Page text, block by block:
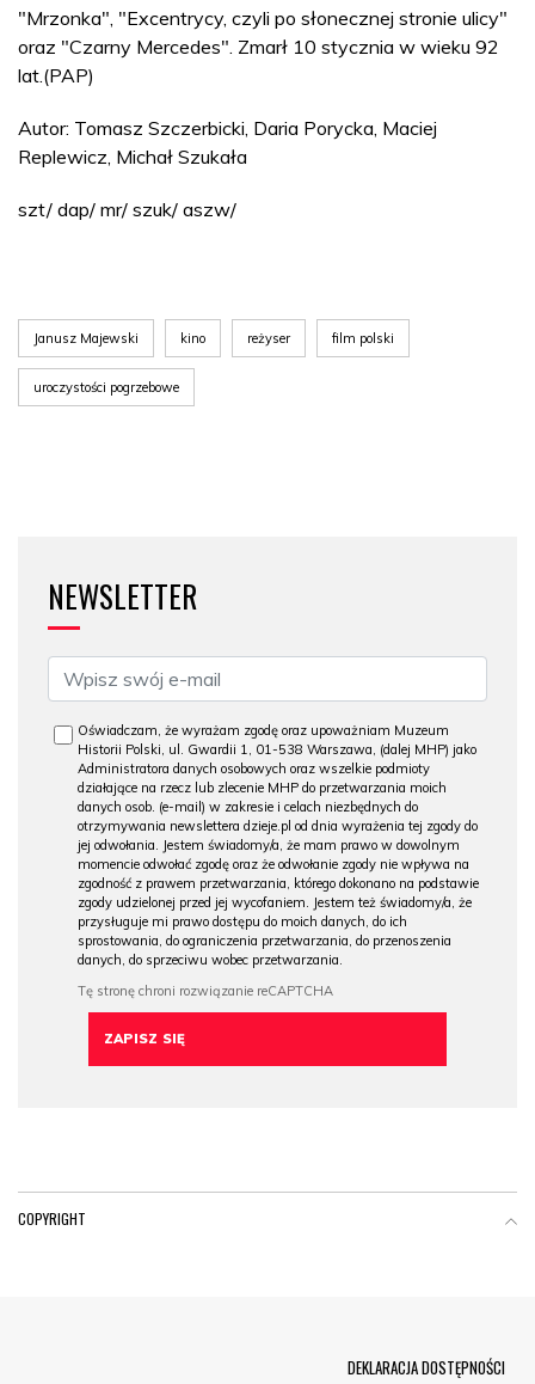
"Mrzonka", "Excentrycy, czyli po słonecznej stronie ulicy"
oraz "Czarny Mercedes". Zmarł 10 stycznia w wieku 92
lat.(PAP)
Autor: Tomasz Szczerbicki, Daria Porycka, Maciej
Replewicz, Michał Szukała
szt/ dap/ mr/ szuk/ aszw/
Janusz Majewski kino reżyser film polski
uroczystości pogrzebowe
NEWSLETTER
Oświadczam, że wyrażam zgodę oraz upoważniam Muzeum
Historii Polski, ul. Gwardii 1, 01-538 Warszawa, (dalej MHP) jako
Administratora danych osobowych oraz wszelkie podmioty
działające na rzecz lub zlecenie MHP do przetwarzania moich
danych osob. (e-mail) w zakresie i celach niezbędnych do
otrzymywania newslettera dzieje.pl od dnia wyrażenia tej zgody do
jej odwołania. Jestem świadomy/a, że mam prawo w dowolnym
momencie odwołać zgodę oraz że odwołanie zgody nie wpływa na
zgodność z prawem przetwarzania, którego dokonano na podstawie
zgody udzielonej przed jej wycofaniem. Jestem też świadomy/a, że
przysługuje mi prawo dostępu do moich danych, do ich
sprostowania, do ograniczenia przetwarzania, do przenoszenia
danych, do sprzeciwu wobec przetwarzania.
COPYRIGHT
DEKLARACJA DOSTĘPNOŚCI